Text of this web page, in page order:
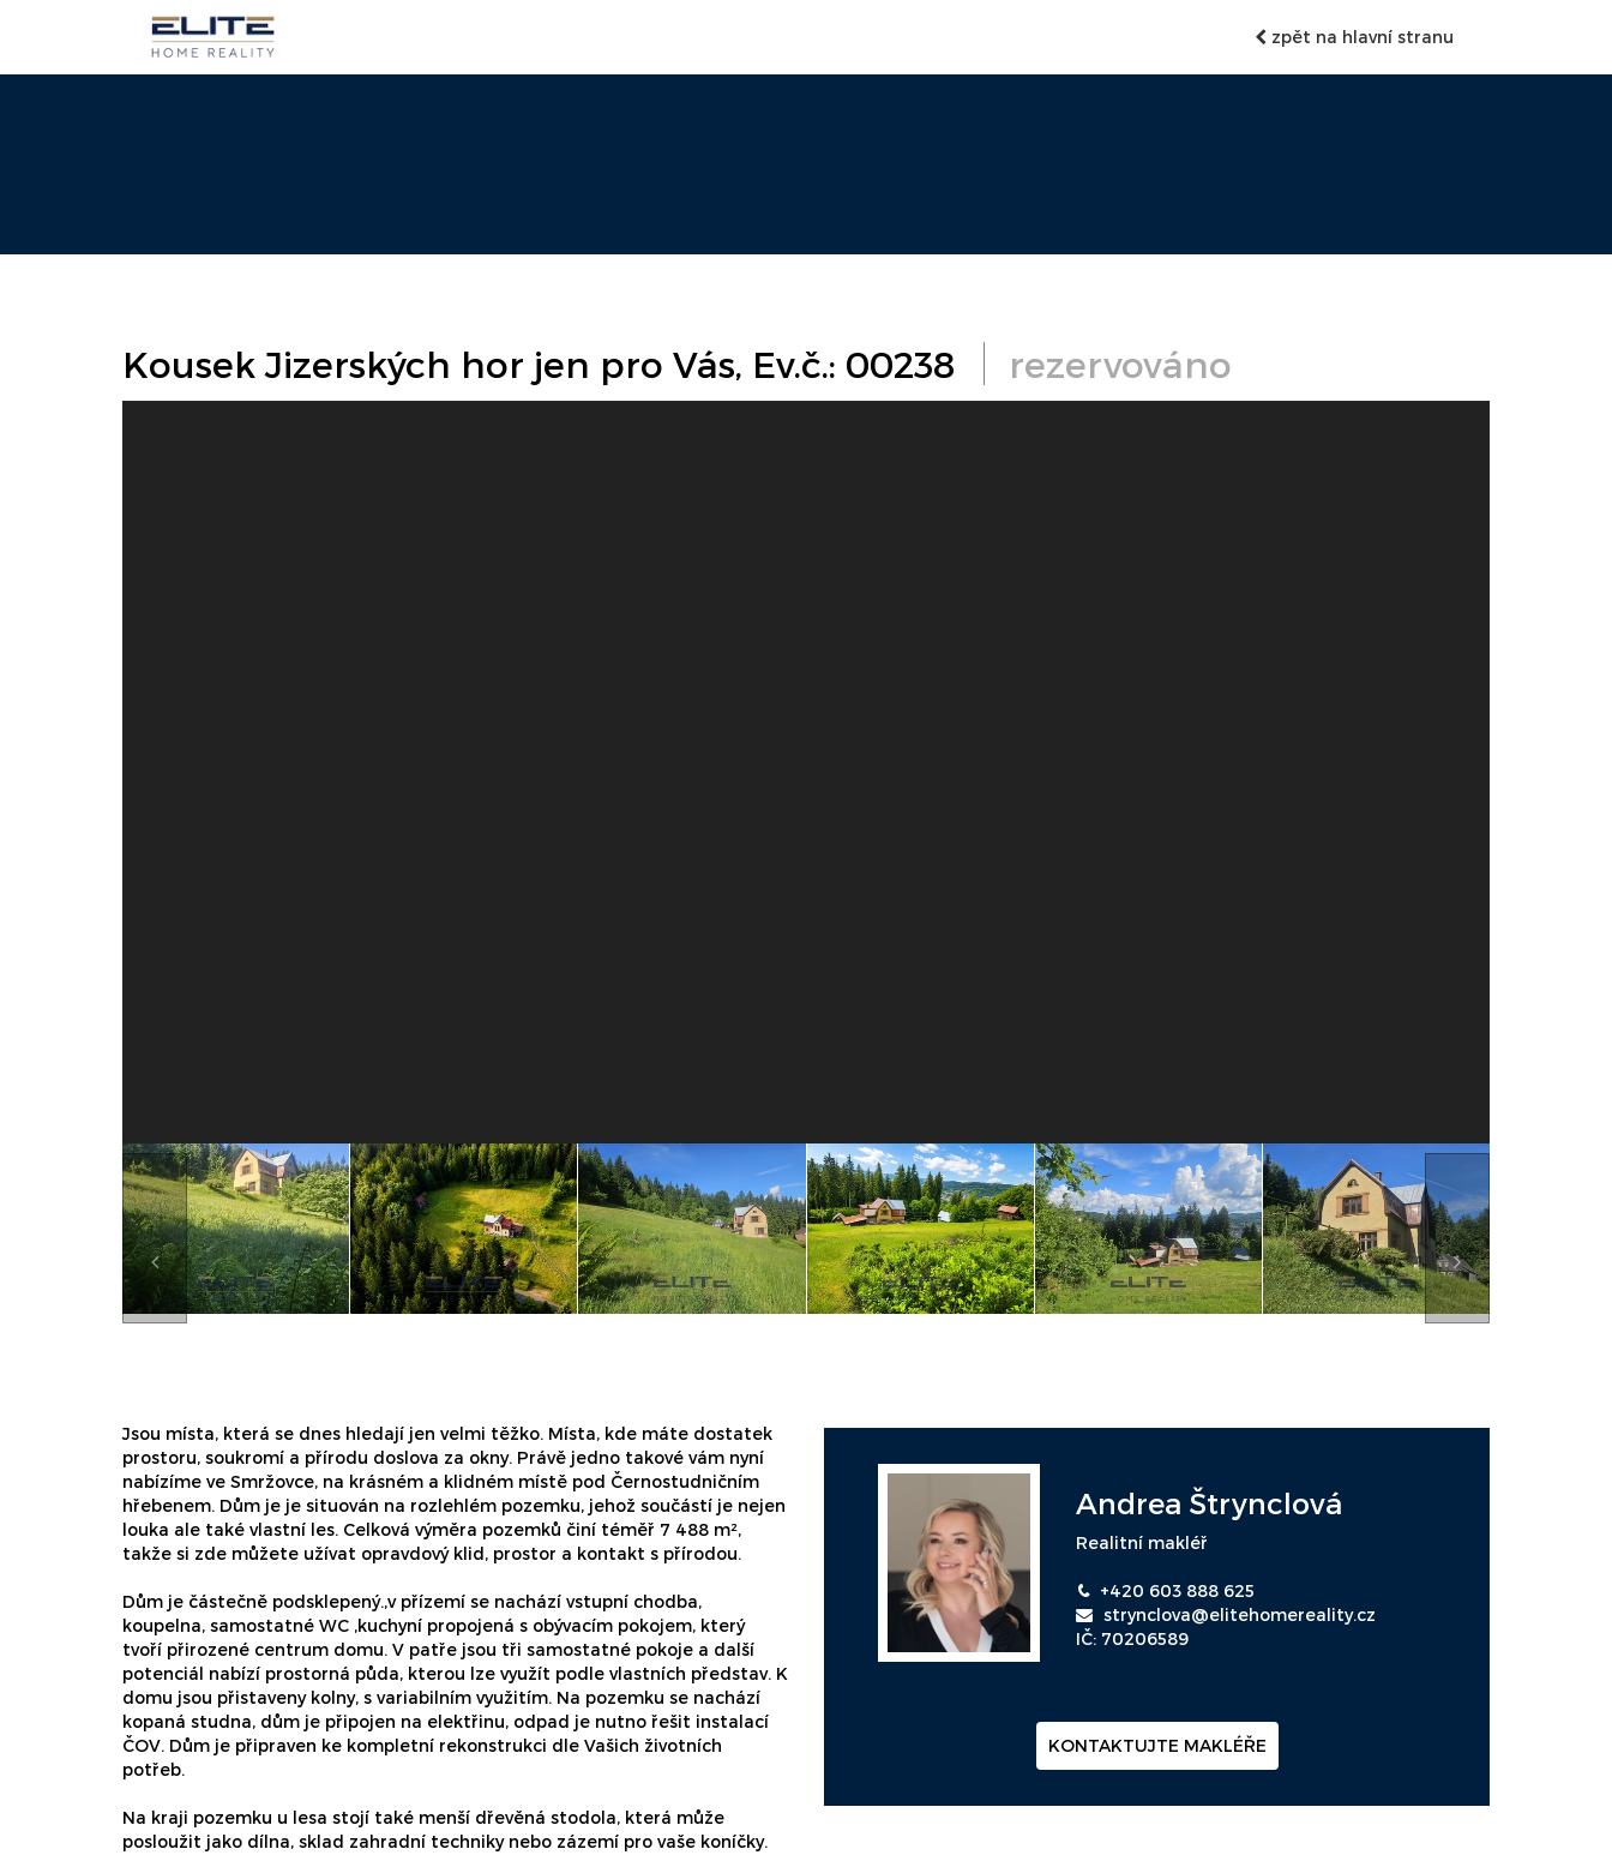
zpět na hlavní stranu
Kousek Jizerských hor jen pro Vás, Ev.č.: 00238 rezervováno
Jsou místa, která se dnes hledají jen velmi těžko. Místa, kde máte dostatek
prostoru, soukromí a přírodu doslova za okny. Právě jedno takové vám nyní
nabízíme ve Smržovce, na krásném a klidném místě pod Černostudničním
hřebenem. Dům je je situován na rozlehlém pozemku, jehož součástí je nejen
louka ale také vlastní les. Celková výměra pozemků činí téměř 7 488 m²,
takže si zde můžete užívat opravdový klid, prostor a kontakt s přírodou.
Dům je částečně podsklepený.,v přízemí se nachází vstupní chodba,
koupelna, samostatné WC ,kuchyní propojená s obývacím pokojem, který
tvoří přirozené centrum domu. V patře jsou tři samostatné pokoje a další
potenciál nabízí prostorná půda, kterou lze využít podle vlastních představ. K
domu jsou přistaveny kolny, s variabilním využitím. Na pozemku se nachází
kopaná studna, dům je připojen na elektřinu, odpad je nutno řešit instalací
ČOV. Dům je připraven ke kompletní rekonstrukci dle Vašich životních
potřeb.
Na kraji pozemku u lesa stojí také menší dřevěná stodola, která může
posloužit jako dílna, sklad zahradní techniky nebo zázemí pro vaše koníčky.
Andrea Štrynclová
Realitní makléř
+420 603 888 625
strynclova@elitehomereality.cz
IČ: 70206589
KONTAKTUJTE MAKLÉŘE